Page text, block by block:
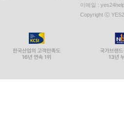
이메일 :
Copyright ⓒ